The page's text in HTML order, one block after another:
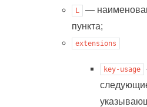
L
—
пункта;
extensions
key-usage